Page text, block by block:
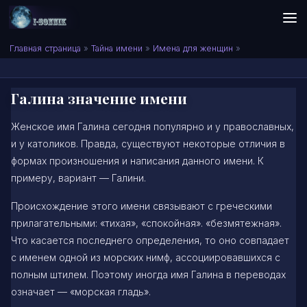
Skip to content
Сонник I-SONNIK.COM
Главная страница » Тайна имени » Имена для женщин »
Галина значение имени
Женское имя Галина сегодня популярно и у православных,
и у католиков. Правда, существуют некоторые отличия в
формах произношения и написания данного имени. К
примеру, вариант — Галини.
Происхождение этого имени связывают с греческими
прилагательными: «тихая», «спокойная». «безмятежная».
Что касается последнего определения, то оно совпадает
с именем одной из морских нимф, ассоциировавшихся с
полным штилем. Поэтому иногда имя Галина в переводах
означает — «морская гладь».